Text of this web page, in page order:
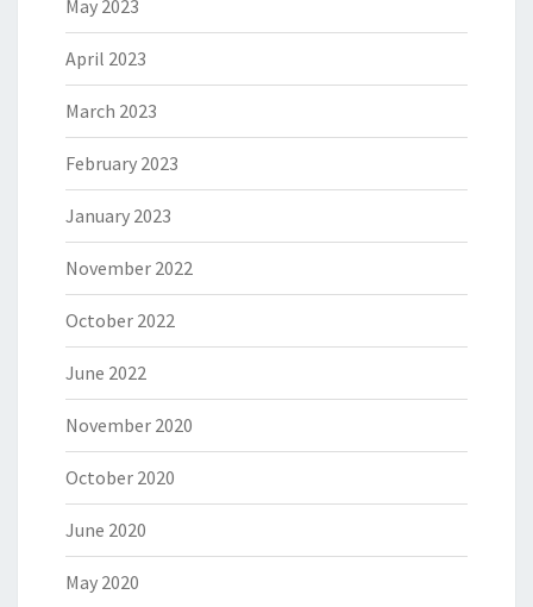
May 2023
April 2023
March 2023
February 2023
January 2023
November 2022
October 2022
June 2022
November 2020
October 2020
June 2020
May 2020